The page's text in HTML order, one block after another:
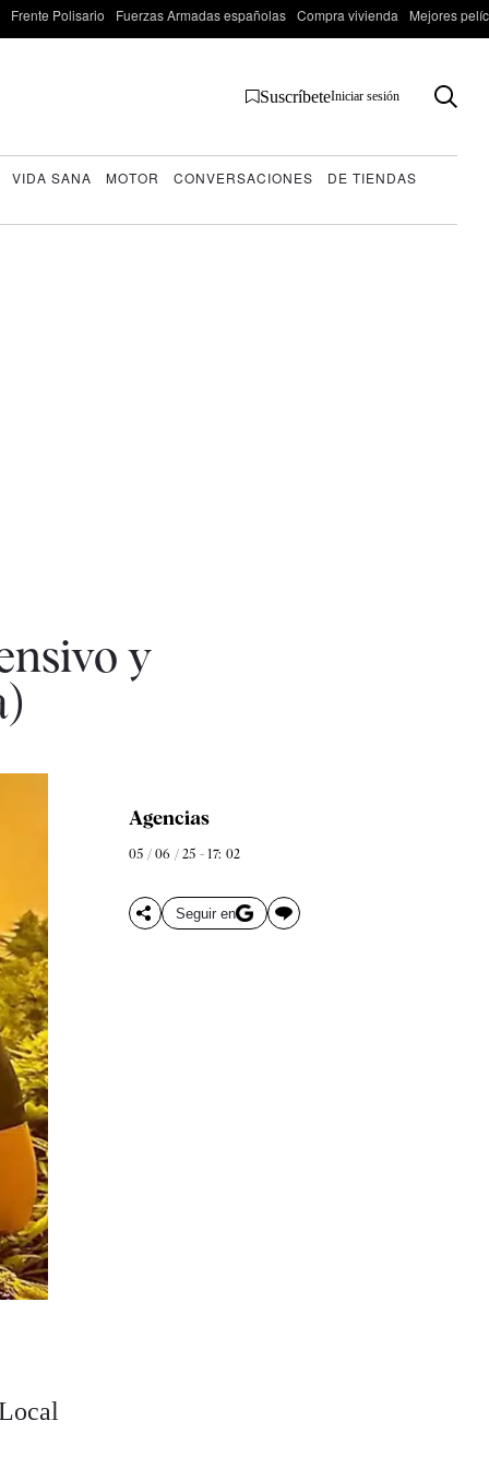
Frente Polisario Fuerzas Armadas españolas Compra vivienda Mejores
SuscríbeteIniciar sesión
VIDA SANA MOTOR CONVERSACIONES
DE TIENDAS
y
Agencias
05 / 06 / 25 - 17: 02
Seguir en